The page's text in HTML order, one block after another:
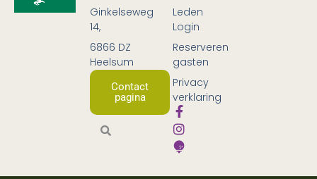
Ginkelseweg
14,
6866 DZ
Heelsum
Contact
pagina
Leden
Login
Reserveren
gasten
Privacy
verklaring